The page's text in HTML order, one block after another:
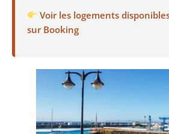
Voir les logements
sur Booking